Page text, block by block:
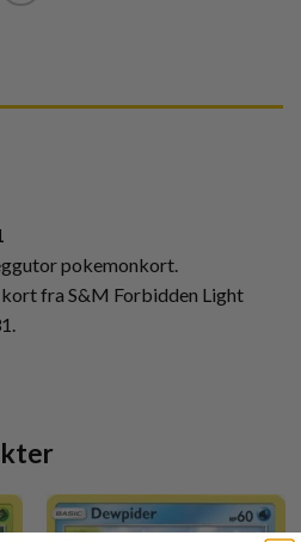
pokemonkort.
fra S&M Forbidden Light